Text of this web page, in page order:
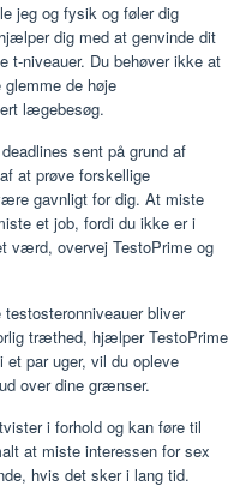
jeg og fysik og føler dig
hjælper dig med at genvinde dit
t-niveauer. Du behøver ikke at
de høje
lægebesøg.
sent på grund af
at prøve forskellige
gavnligt for dig. At miste
et job, fordi du ikke er i
værd, overvej TestoPrime og
bliver
træthed, hjælper TestoPrime
par uger, vil du opleve
over dine grænser.
i forhold og kan føre til
at miste interessen for sex
hvis det sker i lang tid.